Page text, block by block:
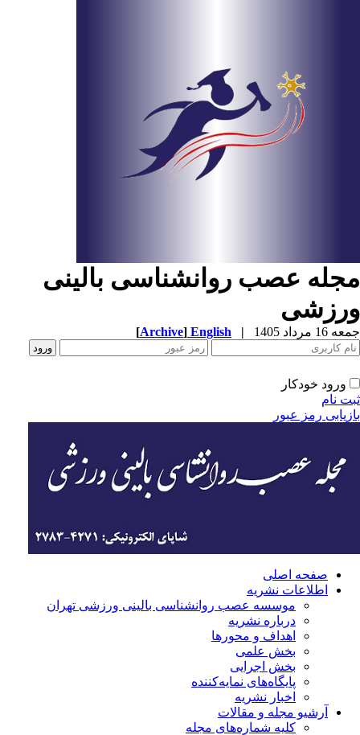
عصب روانشناسی بالینی
مرداد 1405 |
English
[Archive]
ورود خودکار
نام
رمز عبور
صفحه اصلی
اطلاعات نشریه
موسسه عصب روانشناسی بالینی ورزشی تهران
درباره نشریه
اهداف و محورها
بخش علمی
بخش اجرایی
‌پایگاه‌های نمایه‌کننده
اخبار نشریه
آرشیو مجله و مقالات
کلیه شماره‌های مجله